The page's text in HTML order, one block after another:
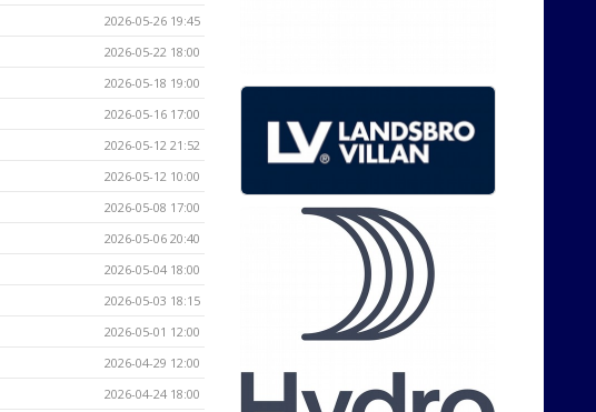
2026-05-26 19:45
2026-05-22 18:00
2026-05-18 19:00
2026-05-16 17:00
2026-05-12 21:52
2026-05-12 10:00
2026-05-08 17:00
2026-05-06 20:40
2026-05-04 18:00
2026-05-03 18:15
2026-05-01 12:00
2026-04-29 12:00
2026-04-24 18:00